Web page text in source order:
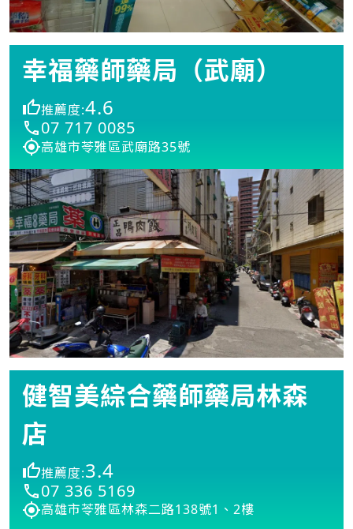
幸福藥師藥局（武廟）
推薦度:4.6
07 717 0085
高雄市苓雅區武廟路35號
健智美綜合藥師藥局林森
店
推薦度:3.4
07 336 5169
高雄市苓雅區林森二路138號1、2樓